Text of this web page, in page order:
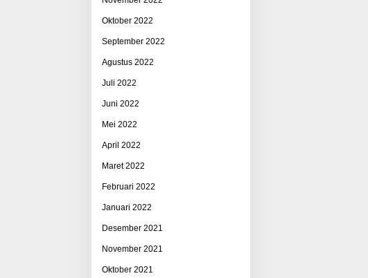
Oktober 2022
September 2022
Agustus 2022
Juli 2022
Juni 2022
Mei 2022
April 2022
Maret 2022
Februari 2022
Januari 2022
Desember 2021
November 2021
Oktober 2021